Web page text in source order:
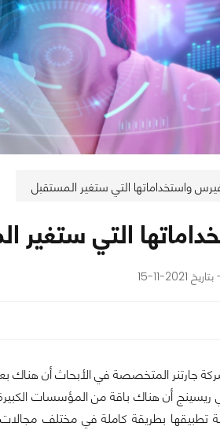
واستخداماتها التي ستغير المستقبل
التي ستغير
11-15
جارتنر المتخصصة في الأبحاث أن هناك
أن هناك باقة من المؤسسات
تطبيقها بطريقة كاملة في مختلف